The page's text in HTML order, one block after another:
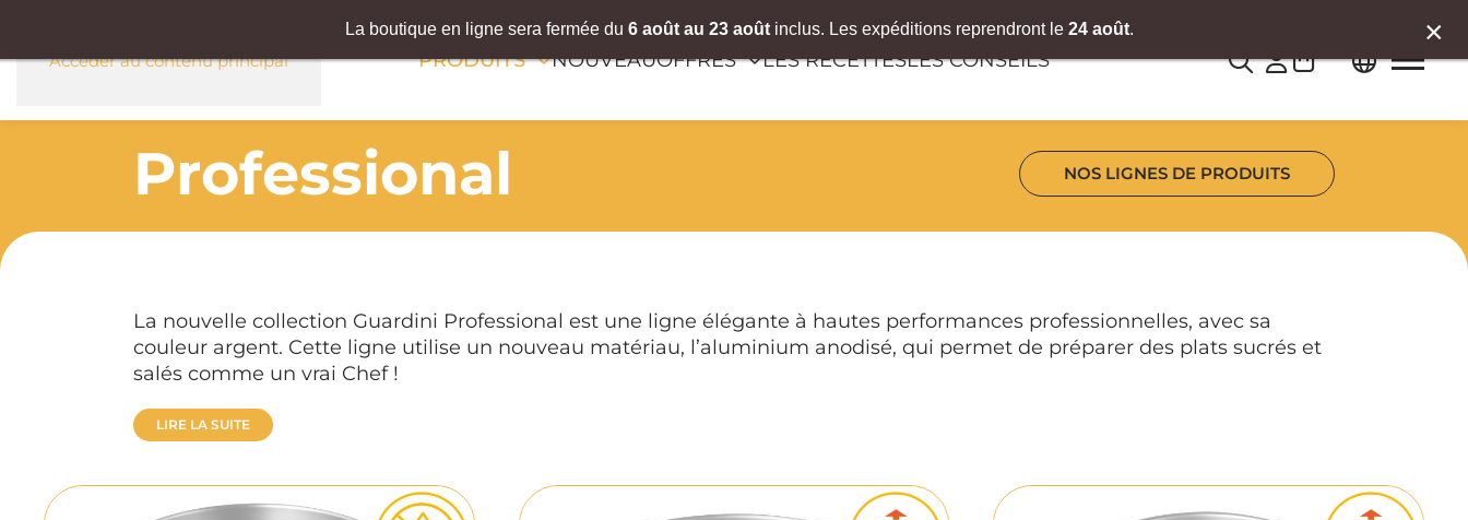
Accéder au contenu principal PRODUITS NOUVEAUOFFRES LES RECETTESLES CONSEILS
Professional NOS LIGNES DE PRODUITS
La nouvelle collection Guardini Professional est une ligne élégante à hautes performances professionnelles, avec sa
couleur argent. Cette ligne utilise un nouveau matériau, l’aluminium anodisé, qui permet de préparer des plats sucrés et
salés comme un vrai Chef !
LIRE LA SUITE
×
La boutique en ligne sera fermée du 6 août au 23 août inclus. Les expéditions reprendront le 24 août.